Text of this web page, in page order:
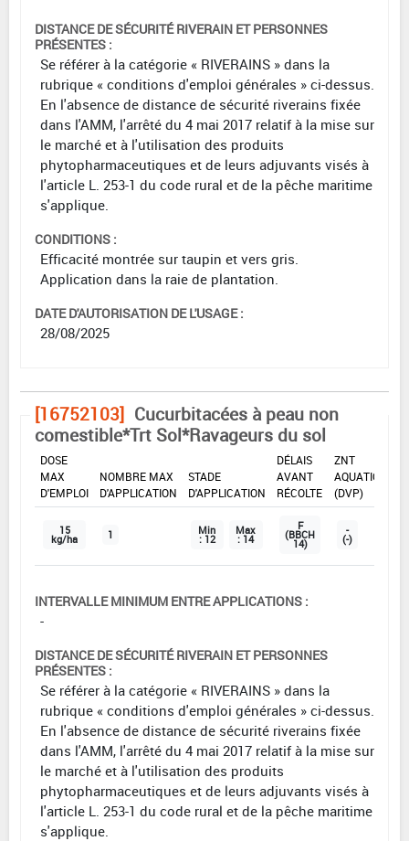
DISTANCE DE SÉCURITÉ RIVERAIN ET PERSONNES
PRÉSENTES :
Se référer à la catégorie « RIVERAINS » dans la
rubrique « conditions d'emploi générales » ci-dessus.
En l'absence de distance de sécurité riverains fixée
dans l'AMM, l'arrêté du 4 mai 2017 relatif à la mise sur
le marché et à l'utilisation des produits
phytopharmaceutiques et de leurs adjuvants visés à
l'article L. 253-1 du code rural et de la pêche maritime
s'applique.
CONDITIONS :
Efficacité montrée sur taupin et vers gris.
Application dans la raie de plantation.
DATE D'AUTORISATION DE L'USAGE :
28/08/2025
[16752103] Cucurbitacées à peau non
comestible*Trt Sol*Ravageurs du sol
DOSE
MAX
D'EMPLOI
NOMBRE MAX
D'APPLICATION
STADE
D'APPLICATION
DÉLAIS
AVANT
RÉCOLTE
ZNT
AQUATIQUE
(DVP)
15
kg/ha 1 Min
: 12
Max
: 14
F
(BBCH
14)
-
(-)
INTERVALLE MINIMUM ENTRE APPLICATIONS :
-
DISTANCE DE SÉCURITÉ RIVERAIN ET PERSONNES
PRÉSENTES :
Se référer à la catégorie « RIVERAINS » dans la
rubrique « conditions d'emploi générales » ci-dessus.
En l'absence de distance de sécurité riverains fixée
dans l'AMM, l'arrêté du 4 mai 2017 relatif à la mise sur
le marché et à l'utilisation des produits
phytopharmaceutiques et de leurs adjuvants visés à
l'article L. 253-1 du code rural et de la pêche maritime
s'applique.